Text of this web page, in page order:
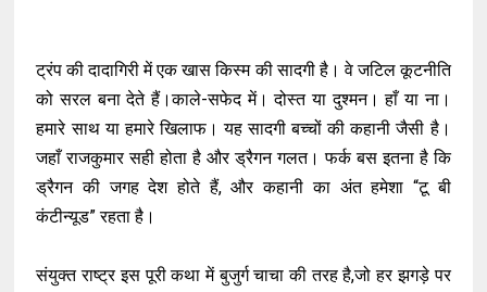
ट्रंप की दादागिरी में एक खास किस्म की सादगी है। वे जटिल कूटनीति
को सरल बना देते हैं।काले-सफेद में। दोस्त या दुश्मन। हाँ या ना।
हमारे साथ या हमारे खिलाफ। यह सादगी बच्चों की कहानी जैसी है।
जहाँ राजकुमार सही होता है और ड्रैगन गलत। फर्क बस इतना है कि
ड्रैगन की जगह देश होते हैं, और कहानी का अंत हमेशा “टू बी
कंटीन्यूड” रहता है।
संयुक्त राष्ट्र इस पूरी कथा में बुजुर्ग चाचा की तरह है,जो हर झगड़े पर